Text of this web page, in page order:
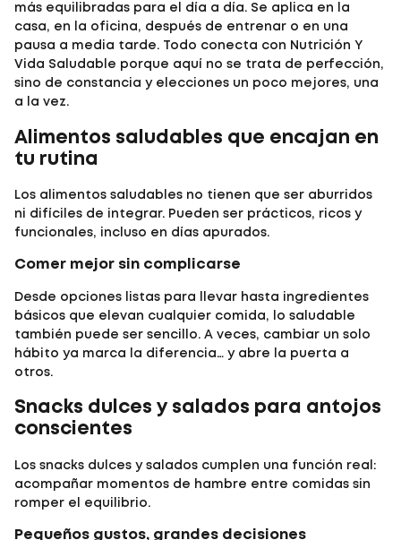
más equilibradas para el día a día. Se aplica en la
casa, en la oficina, después de entrenar o en una
pausa a media tarde. Todo conecta con Nutrición Y
Vida Saludable porque aquí no se trata de perfección,
sino de constancia y elecciones un poco mejores, una
a la vez.
Alimentos saludables que encajan en
tu rutina
Los alimentos saludables no tienen que ser aburridos
ni difíciles de integrar. Pueden ser prácticos, ricos y
funcionales, incluso en días apurados.
Comer mejor sin complicarse
Desde opciones listas para llevar hasta ingredientes
básicos que elevan cualquier comida, lo saludable
también puede ser sencillo. A veces, cambiar un solo
hábito ya marca la diferencia… y abre la puerta a
otros.
Snacks dulces y salados para antojos
conscientes
Los snacks dulces y salados cumplen una función real:
acompañar momentos de hambre entre comidas sin
romper el equilibrio.
Pequeños gustos, grandes decisiones